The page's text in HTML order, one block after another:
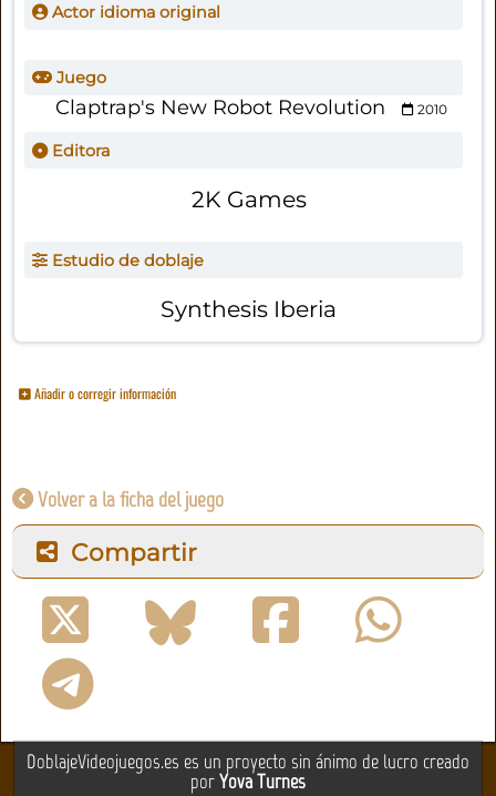
Actor idioma original
Juego
Claptrap's New Robot Revolution 2010
Editora
2K Games
Estudio de doblaje
Synthesis Iberia
Añadir o corregir información
Volver a la ficha del juego
Compartir
DoblajeVideojuegos.es es un proyecto sin ánimo de lucro creado
porYova Turnes